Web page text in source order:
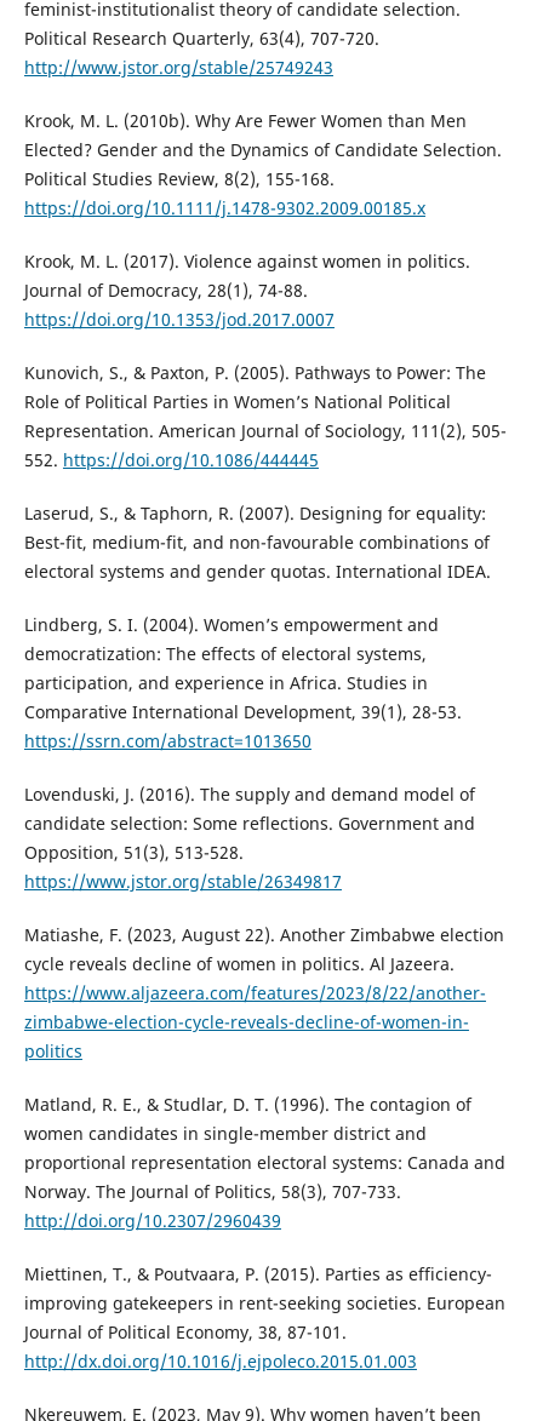
feminist-institutionalist theory of candidate selection.
Political Research Quarterly, 63(4), 707-720.
http://www.jstor.org/stable/25749243
Krook, M. L. (2010b). Why Are Fewer Women than Men
Elected? Gender and the Dynamics of Candidate Selection.
Political Studies Review, 8(2), 155-168.
https://doi.org/10.1111/j.1478-9302.2009.00185.x
Krook, M. L. (2017). Violence against women in politics.
Journal of Democracy, 28(1), 74-88.
https://doi.org/10.1353/jod.2017.0007
Kunovich, S., & Paxton, P. (2005). Pathways to Power: The
Role of Political Parties in Women’s National Political
Representation. American Journal of Sociology, 111(2), 505-
552. https://doi.org/10.1086/444445
Laserud, S., & Taphorn, R. (2007). Designing for equality:
Best-fit, medium-fit, and non-favourable combinations of
electoral systems and gender quotas. International IDEA.
Lindberg, S. I. (2004). Women’s empowerment and
democratization: The effects of electoral systems,
participation, and experience in Africa. Studies in
Comparative International Development, 39(1), 28-53.
https://ssrn.com/abstract=1013650
Lovenduski, J. (2016). The supply and demand model of
candidate selection: Some reflections. Government and
Opposition, 51(3), 513-528.
https://www.jstor.org/stable/26349817
Matiashe, F. (2023, August 22). Another Zimbabwe election
cycle reveals decline of women in politics. Al Jazeera.
https://www.aljazeera.com/features/2023/8/22/another-
zimbabwe-election-cycle-reveals-decline-of-women-in-
politics
Matland, R. E., & Studlar, D. T. (1996). The contagion of
women candidates in single-member district and
proportional representation electoral systems: Canada and
Norway. The Journal of Politics, 58(3), 707-733.
http://doi.org/10.2307/2960439
Miettinen, T., & Poutvaara, P. (2015). Parties as efficiency-
improving gatekeepers in rent-seeking societies. European
Journal of Political Economy, 38, 87-101.
http://dx.doi.org/10.1016/j.ejpoleco.2015.01.003
Nkereuwem, E. (2023, May 9). Why women haven’t been